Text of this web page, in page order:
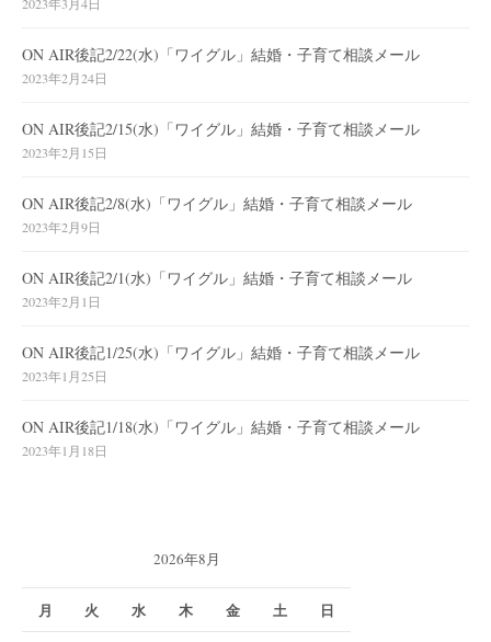
2023年3月4日
ON AIR後記2/22(水)「ワイグル」結婚・子育て相談メール
2023年2月24日
ON AIR後記2/15(水)「ワイグル」結婚・子育て相談メール
2023年2月15日
ON AIR後記2/8(水)「ワイグル」結婚・子育て相談メール
2023年2月9日
ON AIR後記2/1(水)「ワイグル」結婚・子育て相談メール
2023年2月1日
ON AIR後記1/25(水)「ワイグル」結婚・子育て相談メール
2023年1月25日
ON AIR後記1/18(水)「ワイグル」結婚・子育て相談メール
2023年1月18日
2026年8月
月 火 水 木 金 土 日